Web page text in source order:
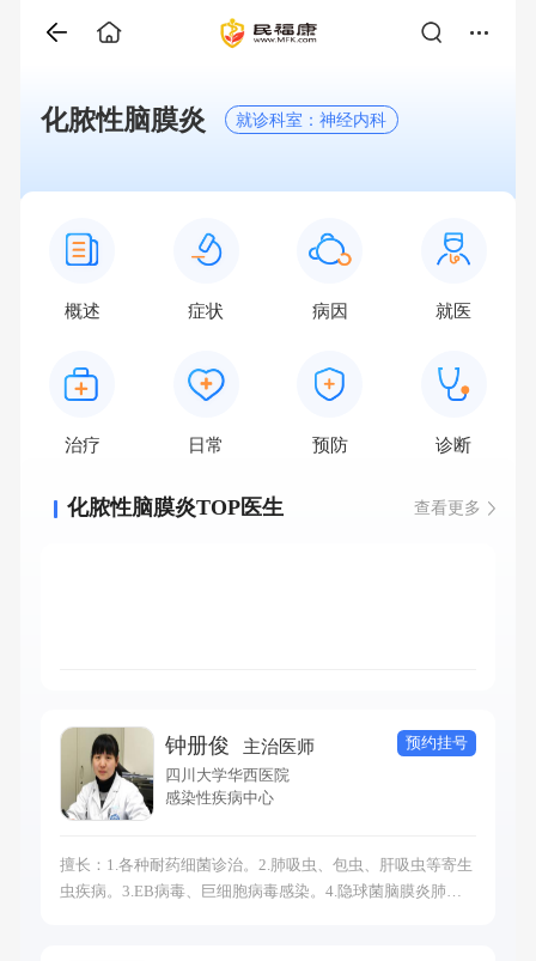
化脓性脑膜炎 就诊科室：神经内科
概述 症状 病因 就医
治疗 日常 预防 诊断
化脓性脑膜炎TOP医生 查看更多
钟册俊 主治医师
四川大学华西医院
感染性疾病中心
预约挂号
擅长：1.各种耐药细菌诊治。2.肺吸虫、包虫、肝吸虫等寄生
虫疾病。3.EB病毒、巨细胞病毒感染。4.隐球菌脑膜炎肺炎